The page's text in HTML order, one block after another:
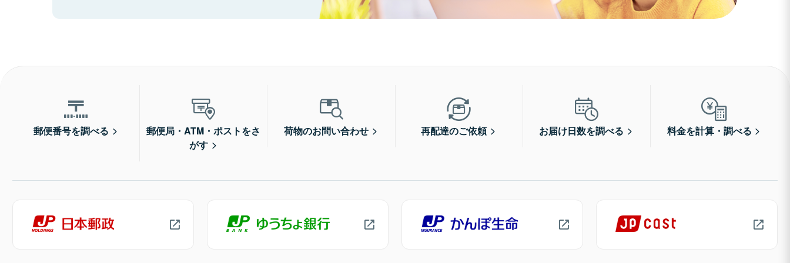
郵便番号を調べる
郵便局・ATM・ポストをさ
がす
荷物のお問い合わせ 再配達のご依頼 お届け日数を調べる 料金を計算・調べる